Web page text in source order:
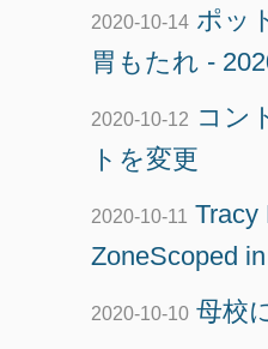
2020-10-14 ポッ
胃もたれ -
2020-10-12 コン
トを変更
2020-10-11 Tracy
ZoneScoped
2020-10-10 母校